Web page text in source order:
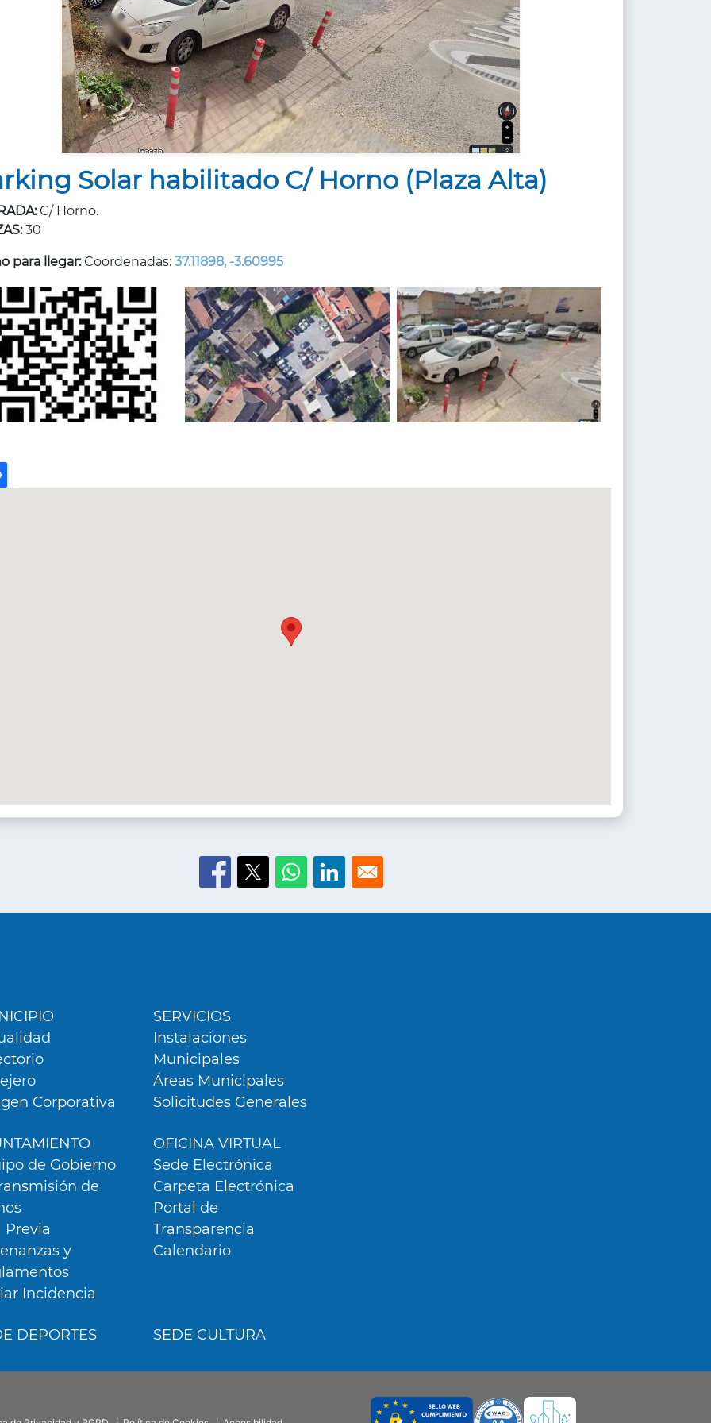
Solar habilitado C/ Horno (Plaza Alta)
C/ Horno.
30
para llegar:Coordenadas: 37.11898, -3.60995
nuestros servicios y
ejemplo, páginas
RECHAZAR TODO ACEPTAR TODAS
Corporativa
SERVICIOS
Instalaciones
Municipales
Áreas Municipales
Solicitudes Generales
de Gobierno
de
Previa
y
Incidencia
OFICINA VIRTUAL
Sede Electrónica
Carpeta Electrónica
Portal de
Transparencia
Calendario
DEPORTES SEDE CULTURA